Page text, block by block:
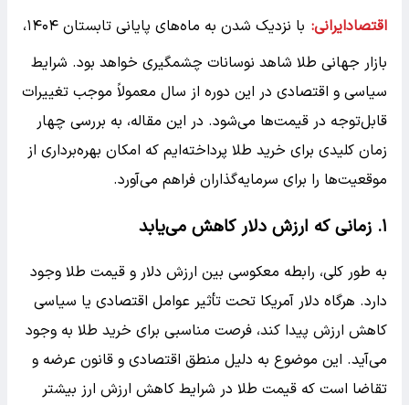
اقتصادایرانی:
با نزدیک شدن به ماه‌های پایانی تابستان ۱۴۰۴،
بازار جهانی طلا شاهد نوسانات چشمگیری خواهد بود. شرایط
سیاسی و اقتصادی در این دوره از سال معمولاً موجب تغییرات
قابل‌توجه در قیمت‌ها می‌شود. در این مقاله، به بررسی چهار
زمان کلیدی برای خرید طلا پرداخته‌ایم که امکان بهره‌برداری از
موقعیت‌ها را برای سرمایه‌گذاران فراهم می‌آورد.
۱. زمانی که ارزش دلار کاهش می‌یابد
به طور کلی، رابطه معکوسی بین ارزش دلار و قیمت طلا وجود
دارد. هرگاه دلار آمریکا تحت تأثیر عوامل اقتصادی یا سیاسی
کاهش ارزش پیدا کند، فرصت مناسبی برای خرید طلا به وجود
می‌آید. این موضوع به دلیل منطق اقتصادی و قانون عرضه و
تقاضا است که قیمت طلا در شرایط کاهش ارزش ارز بیشتر